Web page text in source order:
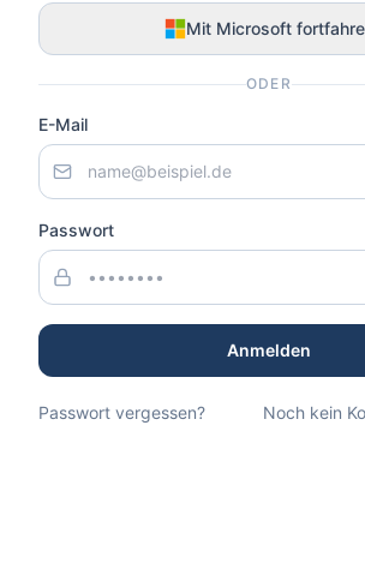
Mit Microsoft
ODER
E-Mail
Passwort
Anmelden
Passwort vergessen? Noch kein